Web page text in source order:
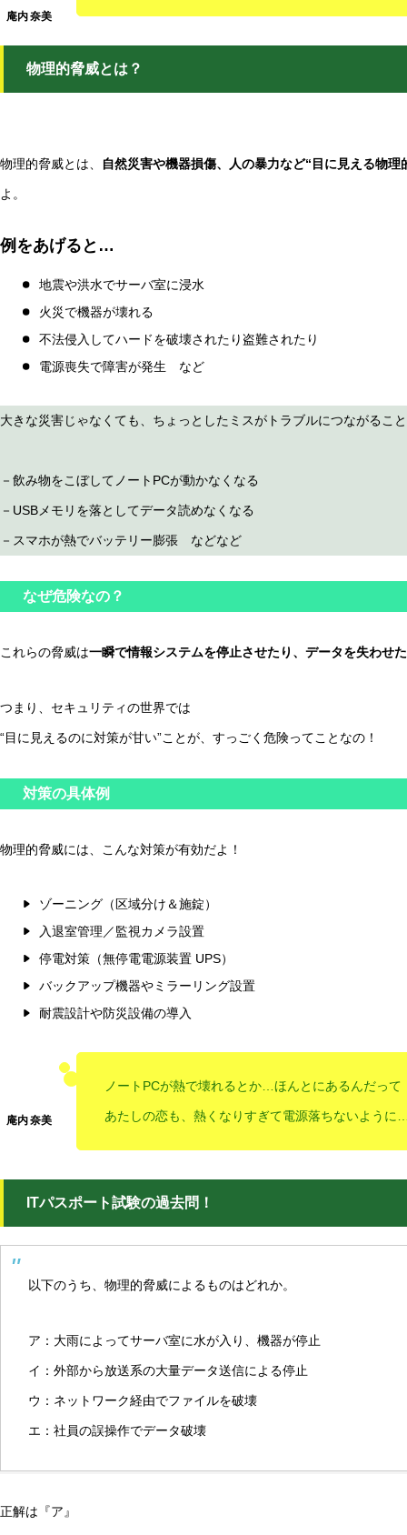
物理的脅威とは？
物理的脅威とは、 自然災害や機器損傷、人の暴力など“目に見える物
よ。
例をあげると…
地震や洪水でサーバ室に浸水
火災で機器が壊れる
不法侵入してハードを破壊されたり盗難されたり
電源喪失で障害が発生 など
大きな災害じゃなくても、ちょっとしたミスがトラブルにつながる
－飲み物をこぼしてノートPCが動かなくなる
－USBメモリを落としてデータ読めなくなる
－スマホが熱でバッテリー膨張 などなど
なぜ危険なの？
これらの脅威は一瞬で情報システムを停止させたり、データを失わせ
つまり、セキュリティの世界では
“目に見えるのに対策が甘い”ことが、すっごく危険ってことなの！
対策の具体例
物理的脅威には、こんな対策が有効だよ！
ゾーニング（区域分け＆施錠）
入退室管理／監視カメラ設置
停電対策（無停電電源装置 UPS）
バックアップ機器やミラーリング設置
耐震設計や防災設備の導入
ノートPCが熱で壊れるとか…ほんとにあるんだって
あたしの恋も、熱くなりすぎて電源落ちないよう
ITパスポート試験の過去問！
以下のうち、物理的脅威によるものはどれか。
ア：大雨によってサーバ室に水が入り、機器が停止
イ：外部から放送系の大量データ送信による停止
ウ：ネットワーク経由でファイルを破壊
エ：社員の誤操作でデータ破壊
正解は『ア』